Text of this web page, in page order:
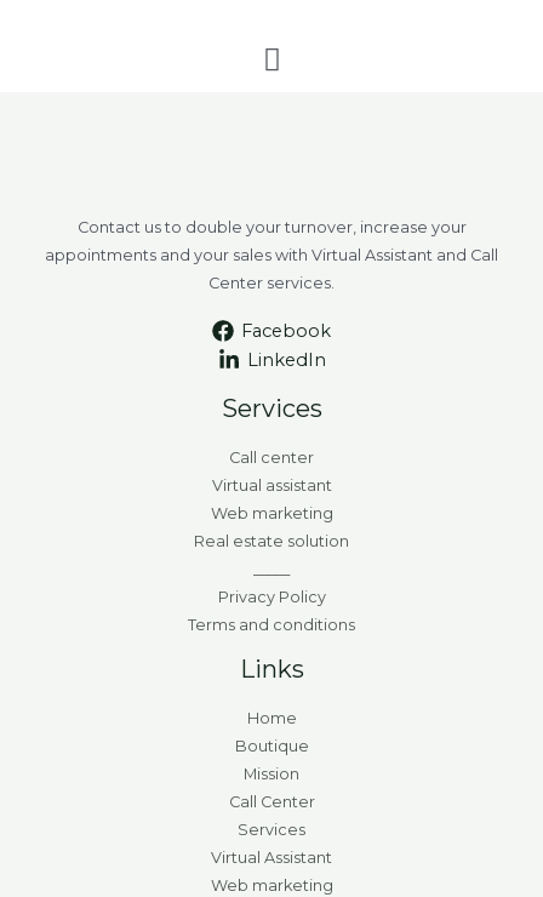
F
a
o
k
Contact us to double your turnover, increase your
appointments and your sales with Virtual Assistant and Call
Center services.
Facebook
LinkedIn
Services
Call center
Virtual assistant
Web marketing
Real estate solution
Privacy Policy
Terms and conditions
Links
Home
Boutique
Mission
Call Center
Services
Virtual Assistant
Web marketing